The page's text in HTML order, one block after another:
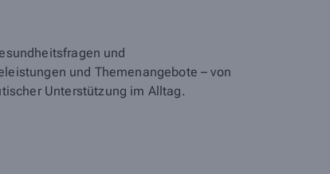
und
und Themenangebote – von
Unterstützung im Alltag.